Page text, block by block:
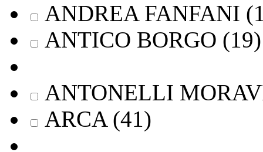
ANDREA FANFANI (
ANTICO BORGO (19)
ANTONELLI
ARCA (41)